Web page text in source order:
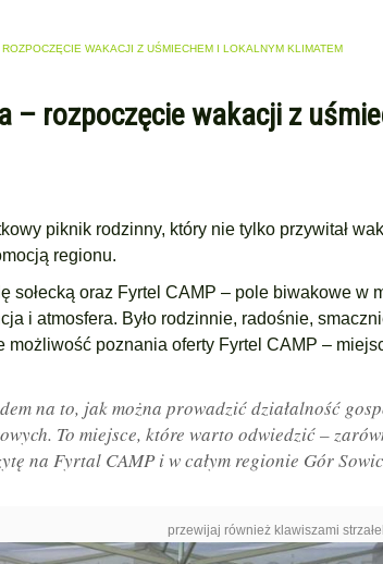
WAKACJI Z UŚMIECHEM I LOKALNYM KLIMATEM
– rozpoczęcie wakacji z
piknik rodzinny, który nie tylko przywitał
regionu.
sołecką oraz Fyrtel CAMP – pole biwakowe w
i atmosfera. Było rodzinnie, radośnie,
poznania oferty Fyrtel CAMP –
na to, jak można prowadzić działalność
To miejsce, które warto odwiedzić –
na Fyrtal CAMP i w całym regionie Gór
przewijaj również klawiszami